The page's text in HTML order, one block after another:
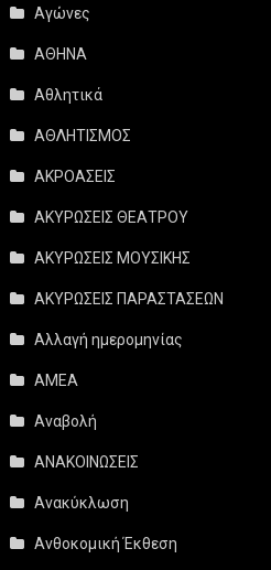
Αγώνες
ΑΘΗΝΑ
Αθλητικά
ΑΘΛΗΤΙΣΜΟΣ
ΑΚΡΟΑΣΕΙΣ
ΑΚΥΡΩΣΕΙΣ ΘΕΑΤΡΟΥ
ΑΚΥΡΩΣΕΙΣ ΜΟΥΣΙΚΗΣ
ΑΚΥΡΩΣΕΙΣ ΠΑΡΑΣΤΑΣΕΩΝ
Αλλαγή ημερομηνίας
ΑΜΕΑ
Αναβολή
ΑΝΑΚΟΙΝΩΣΕΙΣ
Ανακύκλωση
Ανθοκομική Έκθεση